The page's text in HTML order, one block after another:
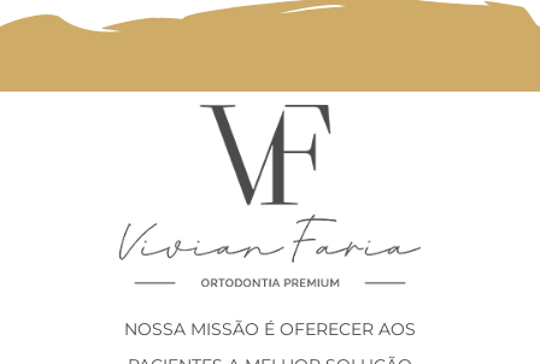
NOSSA MISSÃO É OFERECER AOS